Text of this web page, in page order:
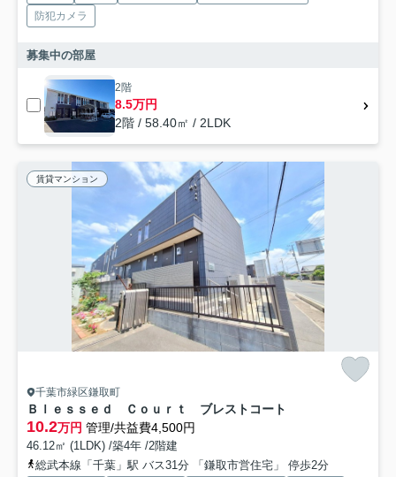
防犯カメラ
募集中の部屋
2階
8.5万円
2階 / 58.40㎡ / 2LDK
賃貸マンション
千葉市緑区鎌取町
Ｂｌｅｓｓｅｄ Ｃｏｕｒｔ ブレストコート
10.2万円 管理/共益費4,500円
46.12㎡ (1LDK) /築4年 /2階建
総武本線「千葉」駅 バス31分 「鎌取市営住宅」 停歩2分